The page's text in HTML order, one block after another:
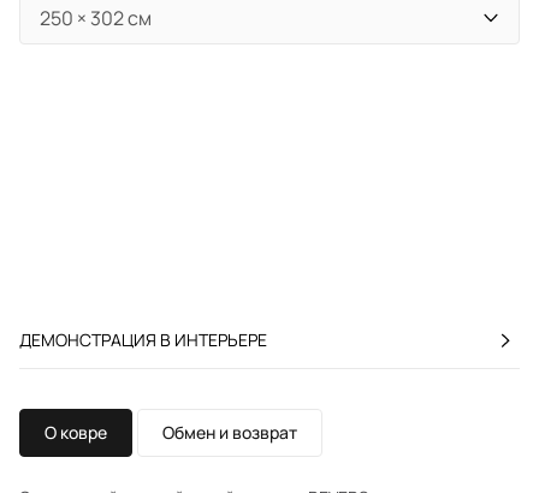
ДЕМОНСТРАЦИЯ В ИНТЕРЬЕРЕ
О ковре Обмен и возврат